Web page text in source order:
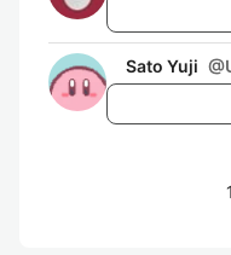
Sato Yuji @
1